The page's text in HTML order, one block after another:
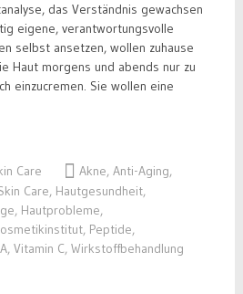
das Verständnis gewachsen
eigene, verantwortungsvolle
selbst ansetzen, wollen zuhause
Haut morgens und abends nur zu
einzucremen. Sie wollen eine
Care Akne, Anti-Aging,
Care, Hautgesundheit,
, Hautprobleme,
, Peptide,
, Vitamin C, Wirkstoffbehandlung